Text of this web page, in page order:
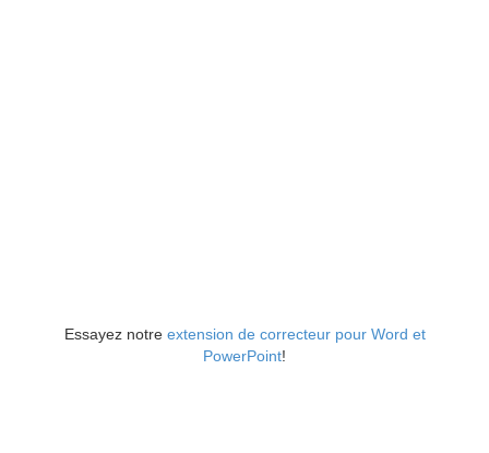
Essayez notre extension de correcteur pour Word et
PowerPoint!